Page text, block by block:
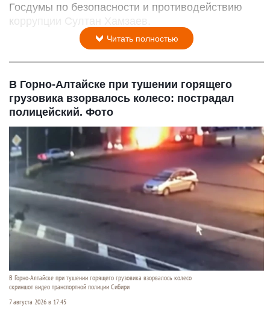
Госдумы по безопасности и противодействию
коррупции Султан Хамзаев.
Читать полностью
В Горно-Алтайске при тушении горящего
грузовика взорвалось колесо: пострадал
полицейский. Фото
В Горно-Алтайске при тушении горящего грузовика взорвалось колесо
скриншот видео транспортной полиции Сибири
7 августа 2026 в 17:45